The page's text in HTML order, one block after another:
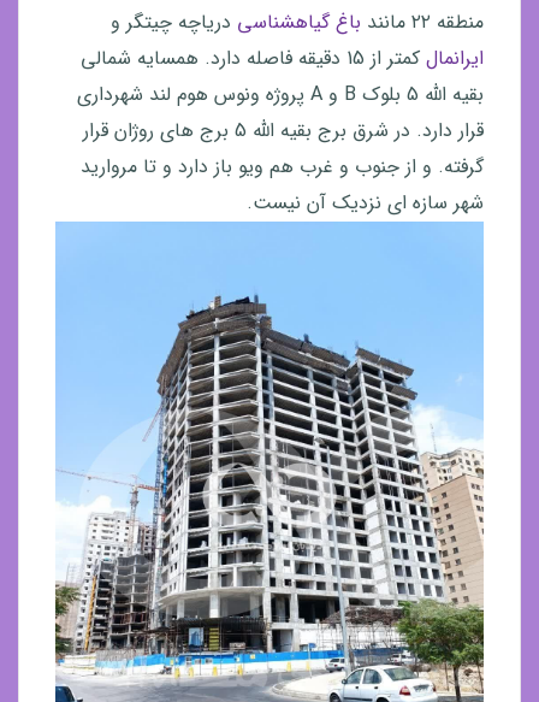
منطقه ۲۲ مانند
باغ گیاهشناسی دریاچه چیتگر و
ایرانمال
کمتر از 15 دقیقه فاصله دارد. همسایه شمالی
بقیه الله 5 بلوک B و A پروژه ونوس هوم لند شهرداری
قرار دارد. در شرق برج بقیه الله 5 برج های روژان قرار
گرفته. و از جنوب و غرب هم ویو باز دارد و تا مروارید
شهر سازه ای نزدیک آن نیست.